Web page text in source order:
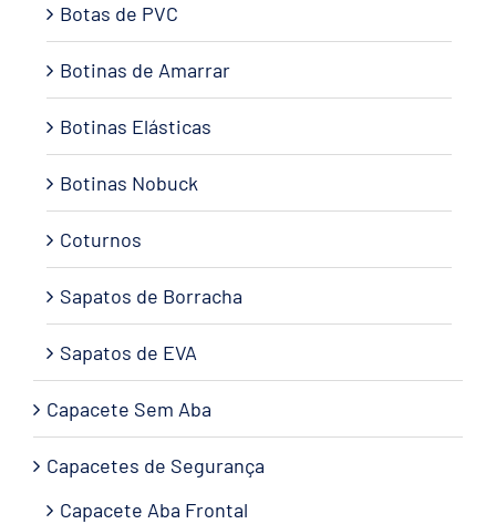
Botas de PVC
Botinas de Amarrar
Botinas Elásticas
Botinas Nobuck
Coturnos
Sapatos de Borracha
Sapatos de EVA
Capacete Sem Aba
Capacetes de Segurança
Capacete Aba Frontal